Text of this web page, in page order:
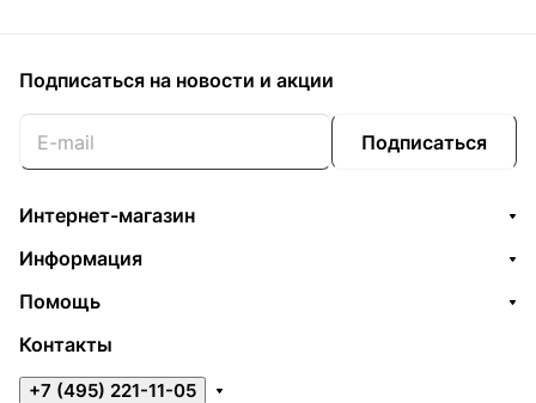
Подписаться на новости и акции
Подписаться
Интернет-магазин
Информация
Помощь
Контакты
+7 (495) 221-11-05